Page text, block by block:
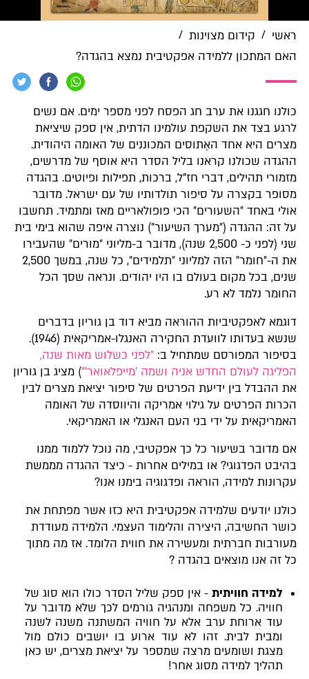
ראשי / קידום מצוינות /
האם המתכון ללמידה אפקטיבית נמצא בהגדה?
כולנו חגגנו את ערב חג הפסח לפני מספר ימים. אם נשים
לרגע בצד את השקפת עולמינו הדתית, אין ספק שיציאת
מצרים היא אחד האֶתוסים המכוננים של האומה היהודית.
ההגדה שכולנו קראנו בליל הסדר היא אוסף של מדרשים,
מזמורי תהילים, דברי חז"ל, ברכות, תפילות ופיוטים. בהגדה
מסופר בקצרה על סיפור תולדותיו של עם ישראל. מדובר
אולי באחד ״השעורים״ הכי פופולאריים מאז ומתמיד. תחשבו
על זה: ההגדה (״מערך השיעור״) נוצרה איפה שהוא בימי בית
שני (לפני כ- 2,500 שנה), מדובר ב-מליוני ״מורים״ שהעבירו
את ה-״חומר״ הזה למליוני ״תלמידים״, כל שנה, במשך 2,500
שנים, בכל מקום בעולם בו היו יהודים. ונראה שסך הכל
החומר נלמד לא רע.
דוגמא לאפקטיביות ההוראה מביא דוד בן גוריון בדברים
שנשא בעדותו לוועדת החקירה האנגלו-אמריקאית (1946).
בסיפור המפורסם שמתחיל ב: ״לפני כשלוש מאות שנה,
הפליגה לעולם החדש אניה ושמה 'מייפלאואר'") מציג בן גוריון
את ההבדל בין ידיעת הפרטים של סיפור יציאת מצרים לבין
הכרות הפרטים על גילוי אמריקה והיווסדה של האומה
האמריקאית על ידי בני העם האנגלי או האמריקאי.
אם מדובר בשיעור כל כך אפקטיבי, מה נוכל ללמוד ממנו
בהיבט הפדגוגי? או במילים אחרות - כיצד ההגדה מממשת
עקרונות למידה, הוראה ופדגוגיה בימנו אנו?
כולנו יודעים שלמידה אפקטיבית היא כזו אשר מפתחת את
כושר החשיבה, היצירה והלימוד העצמי. הלמידה מעודדת
מעורבות חברתית ומעשירה את חווית הלומד. אז מה מתוך
כל זה אנו מוצאים בהגדה ?
למידה חוויתית- אין ספק שליל הסדר כולו הוא סוג של
חוויה. כל משפחה ומנהגיה גורמים לכך שלא מדובר על
עוד ארוחת ערב אלא על חוויה המשתנה משנה לשנה
ומבית לבית. זהו לא עוד ארוע בו יושבים כולם מול
מצגת ושומעים מרצה שמספר על יציאת מצרים, יש כאן
תהליך למידה מסוג אחר!